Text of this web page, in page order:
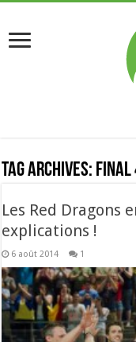
Tag Archives: final
Les Red Dragons
explications !
6 août 2014 1